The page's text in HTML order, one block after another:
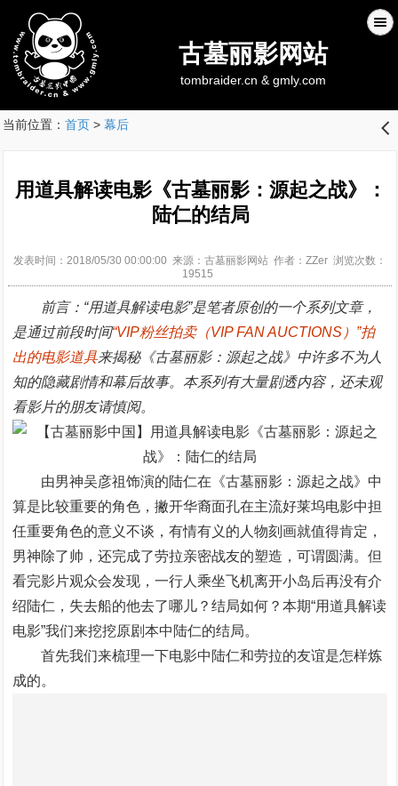
古墓丽影网站
tombraider.cn & gmly.com
当前位置： 首页> 幕后 󰊒
用道具解读电影《古墓丽影：源起之战》：
陆仁的结局
发表时间：2018/05/30 00:00:00 来源：古墓丽影网站 作者：ZZer 浏览次数：
19515
前言：“用道具解读电影”是笔者原创的一个系列文章，
是通过前段时间“VIP粉丝拍卖（VIP FAN AUCTIONS）”拍
出的电影道具来揭秘《古墓丽影：源起之战》中许多不为人
知的隐藏剧情和幕后故事。本系列有大量剧透内容，还未观
看影片的朋友请慎阅。
由男神吴彦祖饰演的陆仁在《古墓丽影：源起之战》中
算是比较重要的角色，撇开华裔面孔在主流好莱坞电影中担
任重要角色的意义不谈，有情有义的人物刻画就值得肯定，
男神除了帅，还完成了劳拉亲密战友的塑造，可谓圆满。但
看完影片观众会发现，一行人乘坐飞机离开小岛后再没有介
绍陆仁，失去船的他去了哪儿？结局如何？本期“用道具解读
电影”我们来挖挖原剧本中陆仁的结局。
首先我们来梳理一下电影中陆仁和劳拉的友谊是怎样炼
成的。